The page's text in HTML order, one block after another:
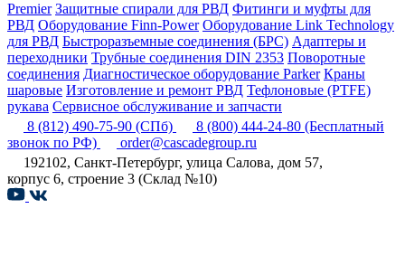
Premier Защитные спирали для РВД Фитинги и муфты для
РВД Оборудование Finn-Power Оборудование Link Technology
для РВД Быстроразъемные соединения (БРС) Адаптеры и
переходники Трубные соединения DIN 2353 Поворотные
соединения Диагностическое оборудование Parker Краны
шаровые Изготовление и ремонт РВД Тефлоновые (PTFE)
рукава Сервисное обслуживание и запчасти
8 (812) 490-75-90 (СПб) 8 (800) 444-24-80 (Бесплатный
звонок по РФ)
order@cascadegroup.ru
192102, Санкт-Петербург, улица Салова, дом 57,
корпус 6, строение 3 (Склад №10)